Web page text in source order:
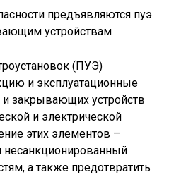
(ПУЭ)
и эксплуатационные
закрывающих устройств
и электрической
этих элементов –
несанкционированный
а также предотвратить